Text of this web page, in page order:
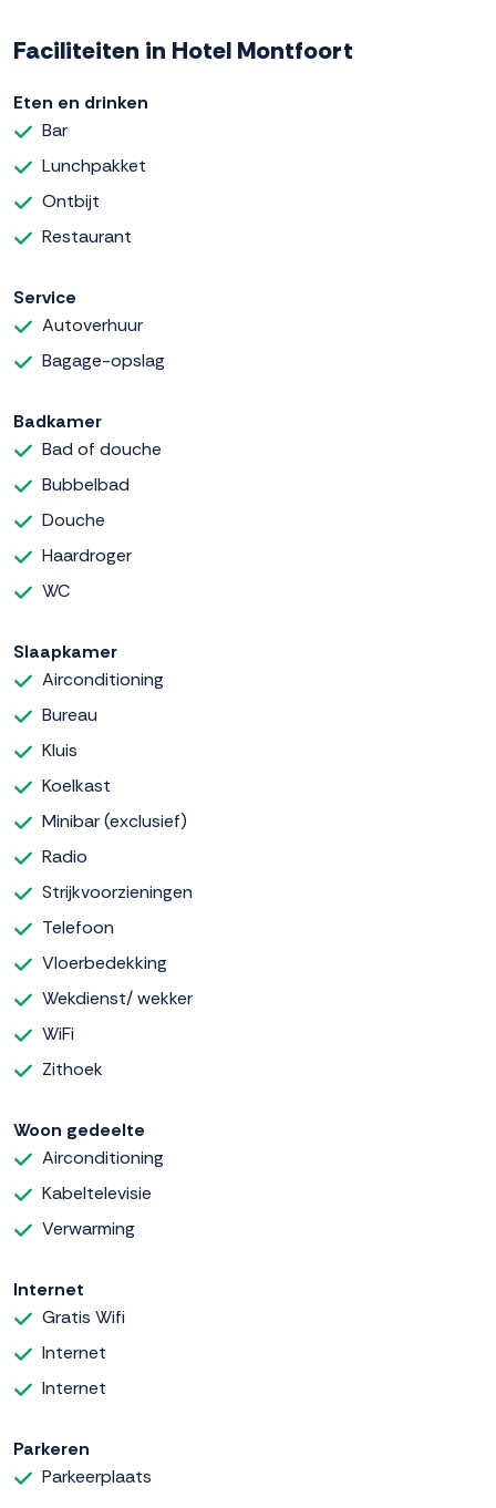
Faciliteiten in Hotel Montfoort
Eten en drinken
Bar
Lunchpakket
Ontbijt
Restaurant
Service
Autoverhuur
Bagage-opslag
Badkamer
Bad of douche
Bubbelbad
Douche
Haardroger
WC
Slaapkamer
Airconditioning
Bureau
Kluis
Koelkast
Minibar (exclusief)
Radio
Strijkvoorzieningen
Telefoon
Vloerbedekking
Wekdienst/ wekker
WiFi
Zithoek
Woon gedeelte
Airconditioning
Kabeltelevisie
Verwarming
Internet
Gratis Wifi
Internet
Internet
Parkeren
Parkeerplaats